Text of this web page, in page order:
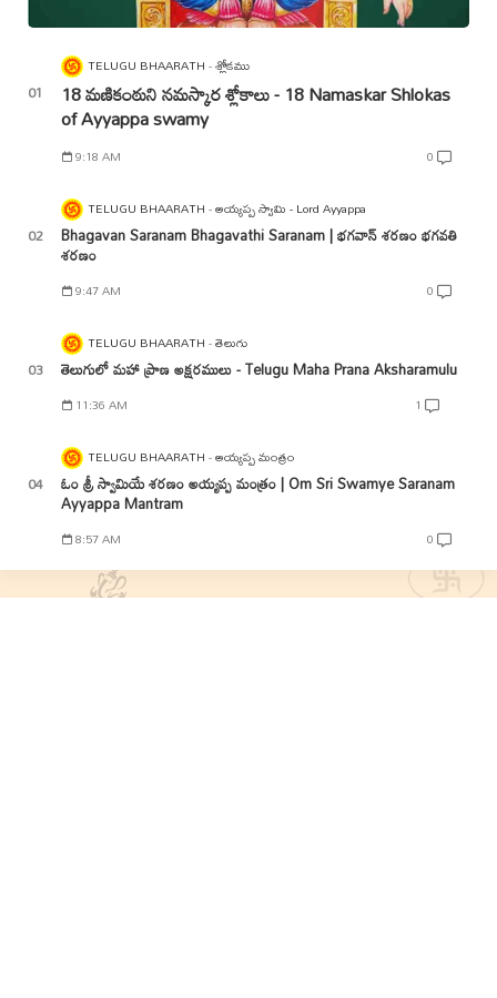
TELUGU BHAARATH శ్లోకము
18 మణికంఠుని నమస్కార శ్లోకాలు - 18 Namaskar Shlokas
of Ayyappa swamy
9:18 AM 0
TELUGU BHAARATH అయ్యప్ప స్వామి - Lord Ayyappa
Bhagavan Saranam Bhagavathi Saranam | భగవాన్ శరణం భగవతి
శరణం
9:47 AM 0
TELUGU BHAARATH తెలుగు
తెలుగులో మహా ప్రాణ అక్షరములు - Telugu Maha Prana Aksharamulu
11:36 AM 1
TELUGU BHAARATH అయ్యప్ప మంత్రం
ఓం శ్రీ స్వామియే శరణం అయ్యప్ప మంత్రం | Om Sri Swamye Saranam
Ayyappa Mantram
8:57 AM 0